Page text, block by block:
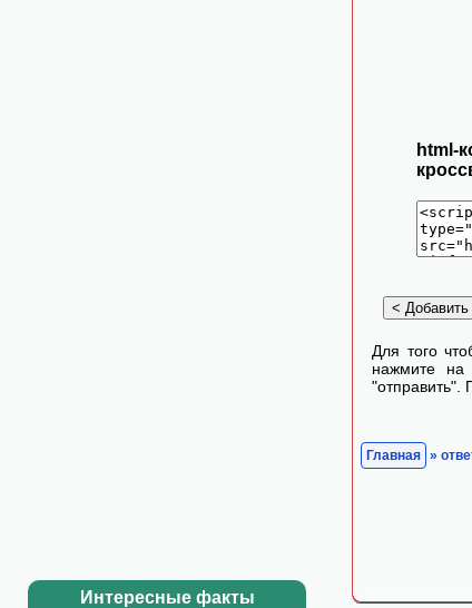
Интересные факты
html-
Для того
нажмите на
"отправить".
Главная »